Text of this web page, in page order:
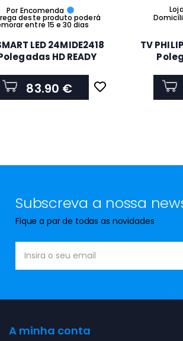
Por Encomenda
deste produto poderá
entre 15 e 30 dias
LED 24MIDE2418
HD READY
83.90 €
TV
Subscreva a nossa
Fique a par de todas as novidades
A minha conta